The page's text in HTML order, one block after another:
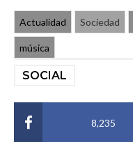
Actualidad Sociedad
música
SOCIAL
8,235